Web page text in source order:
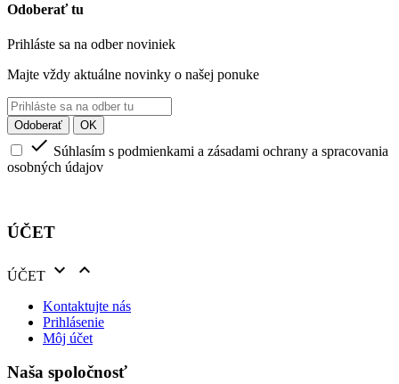
Odoberať tu
Prihláste sa na odber noviniek
Majte vždy aktuálne novinky o našej ponuke
 Súhlasím s podmienkami a zásadami ochrany a spracovania
osobných údajov
ÚČET
ÚČET  
Kontaktujte nás
Prihlásenie
Môj účet
Naša spoločnosť